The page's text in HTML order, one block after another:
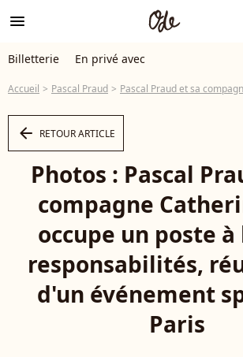
menu
Billetterie En privé avec
Accueil Pascal Praud Pascal Praud et sa compagne Catherine, qui occupe un poste à hautes
arrow_left RETOUR ARTICLE
Photos : Pascal
compagne
occupe un poste
responsabilités,
d'un événement
Paris